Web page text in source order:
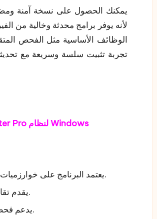
الوظائف الأساسية مثل الفحص
تنزيل FileSorter Pro لنظام Windows
يعتمد البرنامج على خوارزميات ذكية قادرة على اكتشاف الملفات المكررة حتى لو كانت أسماؤها مختلفة قليلًا.
يقدم تقارير تحليلية ورسوم بيانية تفصيلية تساعدك على فهم استهلاك المساحة بوضوح.
يدعم فحص الأقراص المحلية، الأقراص الخارجية، ومحركات الشبكة مما يمنح مرونة أكبر.